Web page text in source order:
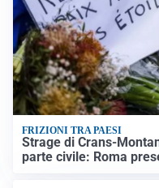
FRIZIONI TRA PAESI
Strage di Crans-
parte civile: Roma